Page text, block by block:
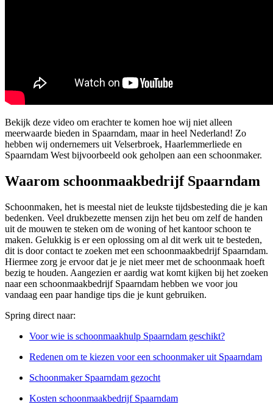
Bekijk deze video om erachter te komen hoe wij niet alleen
meerwaarde bieden in Spaarndam, maar in heel Nederland! Zo
hebben wij ondernemers uit Velserbroek, Haarlemmerliede en
Spaarndam West bijvoorbeeld ook geholpen aan een schoonmaker.
Waarom schoonmaakbedrijf Spaarndam
Schoonmaken, het is meestal niet de leukste tijdsbesteding die je kan
bedenken. Veel drukbezette mensen zijn het beu om zelf de handen
uit de mouwen te steken om de woning of het kantoor schoon te
maken. Gelukkig is er een oplossing om al dit werk uit te besteden,
dit is door contact te zoeken met een schoonmaakbedrijf Spaarndam.
Hiermee zorg je ervoor dat je je niet meer met de schoonmaak hoeft
bezig te houden. Aangezien er aardig wat komt kijken bij het zoeken
naar een schoonmaakbedrijf Spaarndam hebben we voor jou
vandaag een paar handige tips die je kunt gebruiken.
Spring direct naar:
Voor wie is schoonmaakhulp Spaarndam geschikt?
Redenen om te kiezen voor een schoonmaker uit Spaarndam
Schoonmaker Spaarndam gezocht
Kosten schoonmaakbedrijf Spaarndam